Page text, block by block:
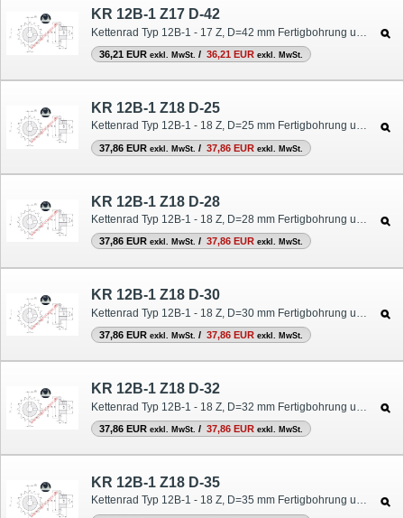
KR 12B-1 Z17 D-42
36,21 EUR exkl. MwSt. / 36,21 EUR exkl. MwSt.
KR 12B-1 Z18 D-25
Kettenrad Typ 12B-1 - 18 Z, D=25 mm Fertigbohrung und Nut
37,86 EUR exkl. MwSt. / 37,86 EUR exkl. MwSt.
KR 12B-1 Z18 D-28
Kettenrad Typ 12B-1 - 18 Z, D=28 mm Fertigbohrung und Nut
37,86 EUR exkl. MwSt. / 37,86 EUR exkl. MwSt.
KR 12B-1 Z18 D-30
Kettenrad Typ 12B-1 - 18 Z, D=30 mm Fertigbohrung und Nut
37,86 EUR exkl. MwSt. / 37,86 EUR exkl. MwSt.
KR 12B-1 Z18 D-32
37,86 EUR exkl. MwSt. / 37,86 EUR exkl. MwSt.
KR 12B-1 Z18 D-35
Kettenrad Typ 12B-1 - 18 Z, D=35 mm Fertigbohrung und Nut